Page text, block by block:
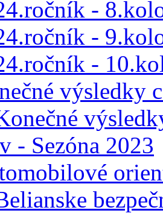
-
-
-
výsledky
- Sezóna 2023